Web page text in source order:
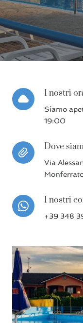
I nostri
Siamo
19:00
Dove
Via
I nostri
+39 348